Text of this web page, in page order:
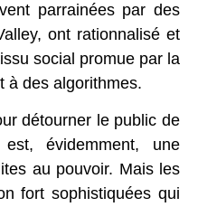
parrainées par des
ont rationnalisé et
social promue par la
à des algorithmes.
détourner le public de
évidemment, une
au pouvoir. Mais les
fort sophistiquées qui